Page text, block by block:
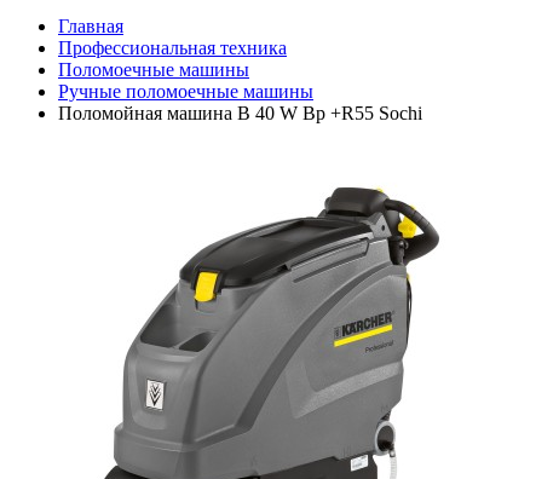
Главная
Профессиональная техника
Поломоечные машины
Ручные поломоечные машины
Поломойная машина B 40 W Bp +R55 Sochi